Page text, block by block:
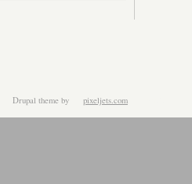
Drupal theme by pixeljets.com